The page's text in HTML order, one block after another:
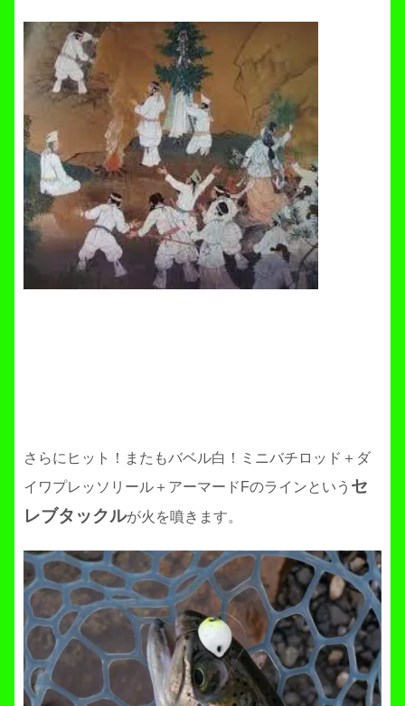
さらにヒット！またもバベル白！ミニバチロッド＋ダ
イワプレッソリール＋アーマードFのラインという セ
レブタックルが火を噴きます。